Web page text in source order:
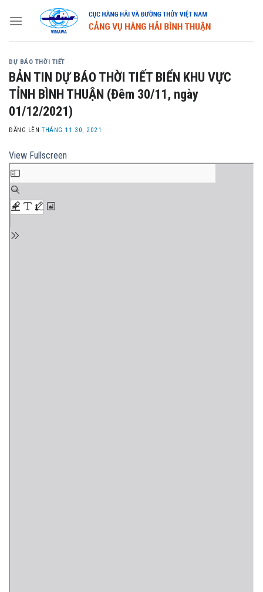
DỰ BÁO THỜI TIẾT
BẢN TIN DỰ BÁO THỜI TIẾT BIỂN KHU VỰC
TỈNH BÌNH THUẬN (Đêm 30/11, ngày
01/12/2021)
ĐĂNG LÊNTHÁNG 11 30, 2021
View Fullscreen